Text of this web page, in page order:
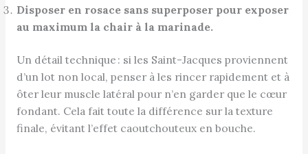
Disposer en rosace sans superposer pour exposer
au maximum la chair à la marinade.
Un détail technique : si les Saint-Jacques proviennent
d’un lot non local, penser à les rincer rapidement et à
ôter leur muscle latéral pour n’en garder que le cœur
fondant. Cela fait toute la différence sur la texture
finale, évitant l’effet caoutchouteux en bouche.